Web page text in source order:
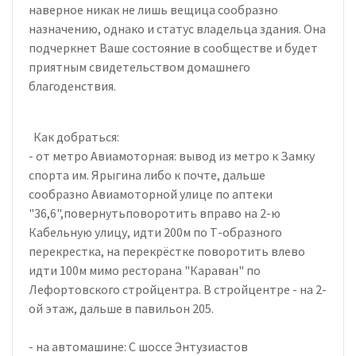
наверное никак не лишь вещица сообразно
назначению, однако и статус владельца здания. Она
подчеркнет Ваше состояние в сообществе и будет
приятным свидетельством домашнего
благоденствия.
Как добраться:
- от метро Авиамоторная: вывод из метро к Замку
спорта им. Ярыгина либо к почте, дальше
сообразно Авиамоторной улице по аптеки
"36,6",повернутьповоротить вправо на 2-ю
Кабельную улицу, идти 200м по Т-образного
перекрестка, на перекрёстке поворотить влево
идти 100м мимо ресторана "Караван" по
Лефортовского стройцентра. В стройцентре - на 2-
ой этаж, дальше в павильон 205.
- на автомашине: С шоссе Энтузиастов